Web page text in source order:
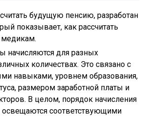
будущую пенсию, разработан
показывает, как рассчитать
начисляются для разных
количествах. Это связано с
навыками, уровнем образования,
размером заработной платы и
В целом, порядок начисления
освещаются соответствующими